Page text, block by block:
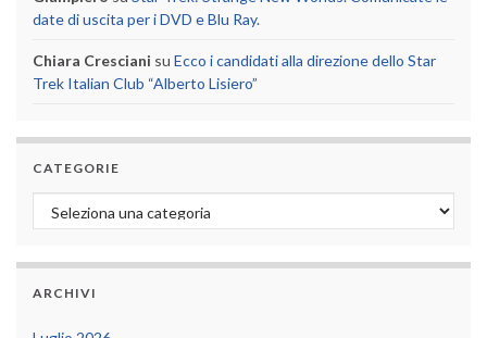
date di uscita per i DVD e Blu Ray.
Chiara Cresciani su Ecco i candidati alla direzione dello Star
Trek Italian Club “Alberto Lisiero”
CATEGORIE
Categorie
ARCHIVI